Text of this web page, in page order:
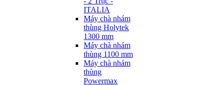
ITALIA
Máy chà nhám
thùng Holytek
1300 mm
Máy chà nhám
thùng 1100 mm
Máy chà nhám
thùng
Powermax